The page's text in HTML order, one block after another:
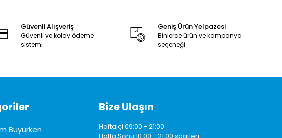
Güvenli Alışveriş
Güvenli ve kolay ödeme
sistemi
Geniş Ürün Yelpazesi
Binlerce ürün ve kampanya
seçeneği
Büyürken
Bize Ulaşın
Haftaiçi 09:00 - 21:00